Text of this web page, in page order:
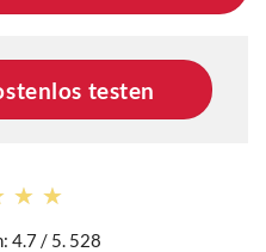
testen
4.7 / 5. 528